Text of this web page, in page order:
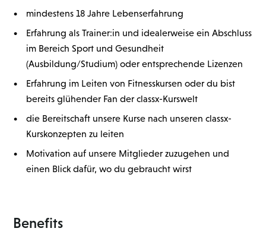
• mindestens 18 Jahre Lebenserfahrung
•
Erfahrung als Trainer:in und idealerweise ein Abschluss
im Bereich Sport und Gesundheit
(Ausbildung/Studium) oder entsprechende Lizenzen
•
Erfahrung im Leiten von Fitnesskursen oder du bist
bereits glühender Fan der classx-Kurswelt
•
die Bereitschaft unsere Kurse nach unseren classx-
Kurskonzepten zu leiten
•
Motivation auf unsere Mitglieder zuzugehen und
einen Blick dafür, wo du gebraucht wirst
Benefits